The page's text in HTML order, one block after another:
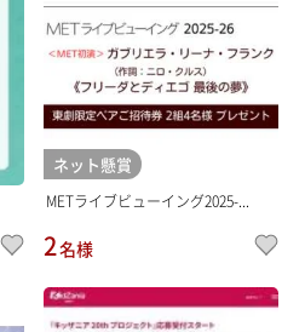
ネット懸賞
METライブビューイング2025-...
2名様